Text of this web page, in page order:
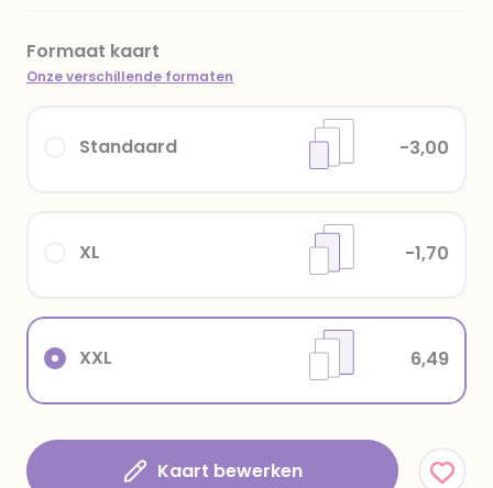
Formaat kaart
Onze verschillende formaten
XXL 6,49
XL -1,70
Standaard -3,00
Kaart bewerken